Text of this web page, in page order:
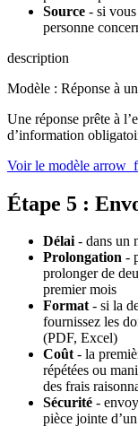
Source - si vous
personne
description
Modèle : Réponse à
Une réponse prête à
d’information
Voir le modèle
Étape 5 :
Délai- dans un
Prolongation -
prolonger de
premier mois
Format- si la
fournissez les
(PDF, Excel)
Coût- la
répétées ou
des frais
Sécurité -
pièce jointe